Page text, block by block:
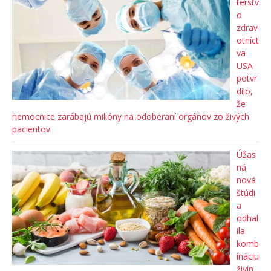
o
zdrav
otníct
va
USA
potvr
dilo,
že
nemocnice zarábajú milióny na odoberaní orgánov zo živých
pacientov
Úžas
ná
nová
štúdi
a
odhal
ila
komb
ináciu